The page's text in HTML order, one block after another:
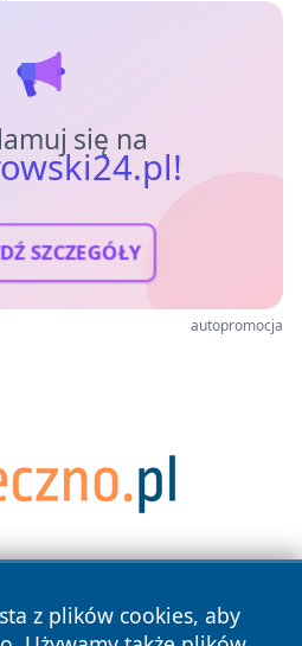
się na
SZCZEGÓŁY
autopromocja
z plików cookies, aby